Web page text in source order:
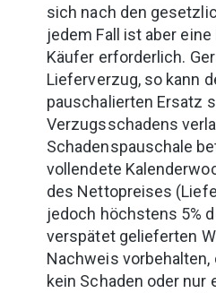
sich nach den
jedem Fall ist aber
Käufer erforderlich.
Lieferverzug, so kann
pauschalierten Ersatz
Verzugsschadens
Schadenspauschale
vollendete
des Nettopreises
jedoch höchstens 5%
verspätet gelieferten
Nachweis
kein Schaden oder nur